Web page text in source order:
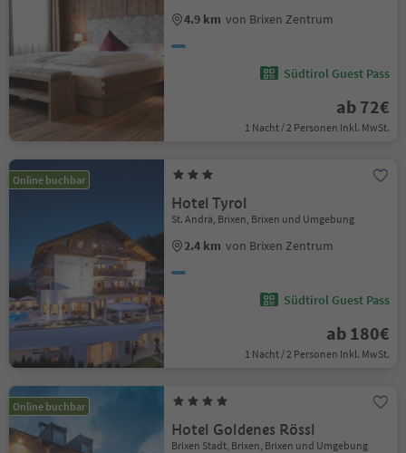
4.9 km von Brixen Zentrum
Südtirol Guest Pass
ab 72€
1 Nacht / 2 Personen Inkl. MwSt.
Online buchbar
Hotel Tyrol
St. Andrä, Brixen, Brixen und Umgebung
2.4 km von Brixen Zentrum
Südtirol Guest Pass
ab 180€
1 Nacht / 2 Personen Inkl. MwSt.
Online buchbar
Hotel Goldenes Rössl
Brixen Stadt, Brixen, Brixen und Umgebung